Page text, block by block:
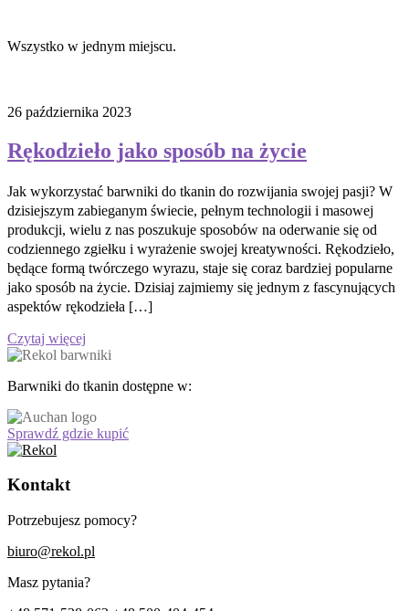
Wszystko w jednym miejscu.
26 października 2023
Rękodzieło jako sposób na życie
Jak wykorzystać barwniki do tkanin do rozwijania swojej pasji? W
dzisiejszym zabieganym świecie, pełnym technologii i masowej
produkcji, wielu z nas poszukuje sposobów na oderwanie się od
codziennego zgiełku i wyrażenie swojej kreatywności. Rękodzieło,
będące formą twórczego wyrazu, staje się coraz bardziej popularne
jako sposób na życie. Dzisiaj zajmiemy się jednym z fascynujących
aspektów rękodzieła […]
Czytaj więcej
Barwniki do tkanin dostępne w:
Sprawdź gdzie kupić
Kontakt
Potrzebujesz pomocy?
biuro@rekol.pl
Masz pytania?